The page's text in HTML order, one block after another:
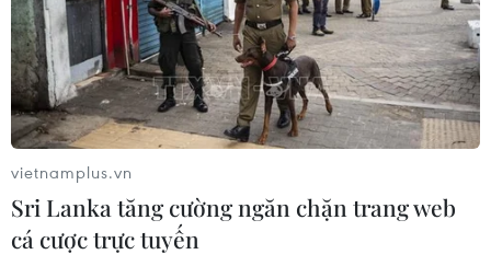
Lập kênh TikTok khởi nghiệp, lừa
đảo chiếm đoạt 15 tỷ đồng
05/08/2026 11:36
Đắk Lắk: Án phạt nghiêm minh với
đối tượng phá hoại đoàn kết dân tộc
vietnamplus.vn
Sri Lanka tăng cường ngăn chặn trang web
cá cược trực tuyến